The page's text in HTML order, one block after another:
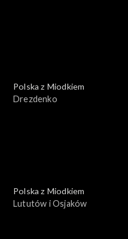
Polska z Miodkiem
Drezdenko
Polska z Miodkiem
Lututów i Osjaków